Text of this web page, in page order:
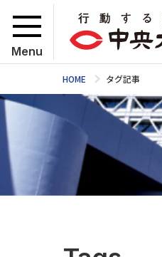
Menu
HOME タグ記事